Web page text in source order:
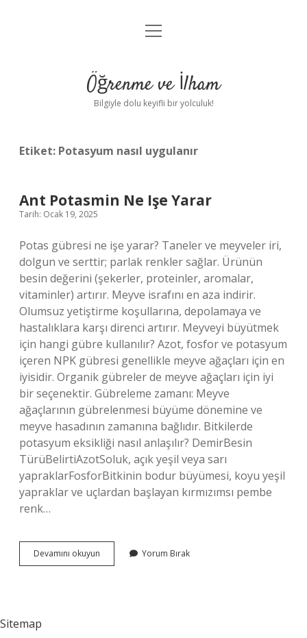
Anasayfa
Yasal Uyarı
menüyü
Öğrenme ve İlham
Bilgiyle dolu keyifli bir yolculuk!
Etiket: Potasyum nasıl uygulanır
Ant Potasmin Ne Işe Yarar
Tarih: Ocak 19, 2025
Potas gübresi ne işe yarar? Taneler ve meyveler iri,
dolgun ve serttir; parlak renkler sağlar. Ürünün
besin değerini (şekerler, proteinler, aromalar,
vitaminler) artırır. Meyve israfını en aza indirir.
Olumsuz yetiştirme koşullarına, depolamaya ve
hastalıklara karşı direnci artırır. Meyveyi büyütmek
için hangi gübre kullanılır? Azot, fosfor ve potasyum
içeren NPK gübresi genellikle meyve ağaçları için en
iyisidir. Organik gübreler de meyve ağaçları için iyi
bir seçenektir. Gübreleme zamanı: Meyve
ağaçlarının gübrelenmesi büyüme dönemine ve
meyve hasadının zamanına bağlıdır. Bitkilerde
potasyum eksikliği nasıl anlaşılır? DemirBesin
TürüBelirtiAzotSoluk, açık yeşil veya sarı
yapraklarFosforBitkinin bodur büyümesi, koyu yeşil
yapraklar ve uçlardan başlayan kırmızımsı pembe
renk…
Devamını okuyun
Potasmin
Yorum Bırak
Sitemap